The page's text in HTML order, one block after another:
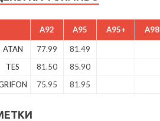
A92 A95 A95+ A98
ATAN 77.99 81.49
TES
81.50 85.90
75.95 81.95